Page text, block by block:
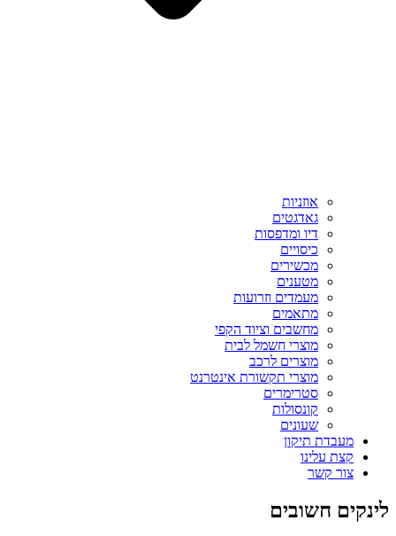
אוזניות
גאדגטים
דיו ומדפסות
כיסויים
מכשירים
מטענים
מעמדים וזרועות
מתאמים
מחשבים וציוד הקפי
מוצרי חשמל לבית
מוצרים לרכב
מוצרי תקשורת אינטרנט
סטרימרים
קונסולות
שעונים
מעבדת תיקון
קצת עלינו
צור קשר
לינקים חשובים